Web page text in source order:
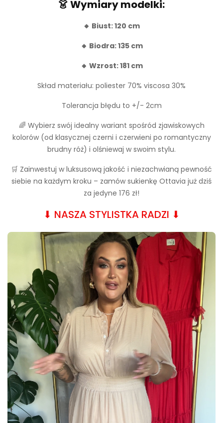
👗 Wymiary modelki:
🔸 Biust: 120 cm
🔸 Biodra: 135 cm
🔸 Wzrost: 181 cm
Skład materiału: poliester 70% viscosa 30%
Tolerancja błędu to +/- 2cm
🌈 Wybierz swój idealny wariant spośród zjawiskowych
kolorów (od klasycznej czerni i czerwieni po romantyczny
brudny róż) i olśniewaj w swoim stylu.
🛒 Zainwestuj w luksusową jakość i niezachwianą pewność
siebie na każdym kroku – zamów sukienkę Ottavia już dziś
za jedyne 176 zł!
⬇︎ NASZA STYLISTKA RADZI ⬇︎